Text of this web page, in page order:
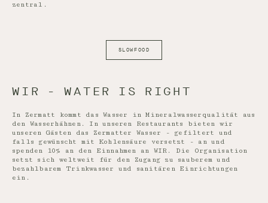
zentral.
SLOWFOOD
WIR - WATER IS RIGHT
In Zermatt kommt das Wasser in Mineralwasserqualität aus
den Wasserhähnen. In unseren Restaurants bieten wir
unseren Gästen das Zermatter Wasser - gefiltert und
falls gewünscht mit Kohlensäure versetzt - an und
spenden 10% an den Einnahmen an WIR. Die Organisation
setzt sich weltweit für den Zugang zu sauberem und
bezahlbarem Trinkwasser und sanitären Einrichtungen
ein.